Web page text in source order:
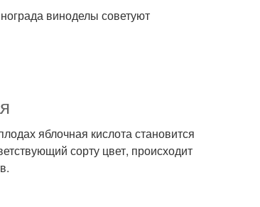
виноделы советуют
яблочная кислота становится
сорту цвет, происходит